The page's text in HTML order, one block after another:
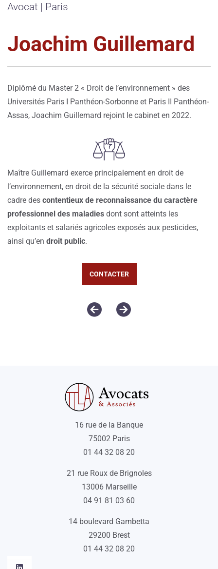
Avocat | Paris
Joachim Guillemard
Diplômé du Master 2 « Droit de l’environnement » des
Universités Paris I Panthéon-Sorbonne et Paris II Panthéon-
Assas, Joachim Guillemard rejoint le cabinet en 2022.
Maître Guillemard exerce principalement en droit de
l’environnement, en droit de la sécurité sociale dans le
cadre des contentieux de reconnaissance du caractère
professionnel des maladies dont sont atteints les
exploitants et salariés agricoles exposés aux pesticides,
ainsi qu’en droit public.
CONTACTER
fas
fas
16 rue de la Banque
75002 Paris
01 44 32 08 20
21 rue Roux de Brignoles
13006 Marseille
04 91 81 03 60
14 boulevard Gambetta
29200 Brest
01 44 32 08 20